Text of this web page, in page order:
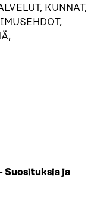
KUNNAT,
Suosituksia ja